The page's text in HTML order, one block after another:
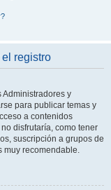
registro
Administradores y
para publicar temas y
a contenidos
disfrutaría, como tener
suscripción a grupos de
muy recomendable.